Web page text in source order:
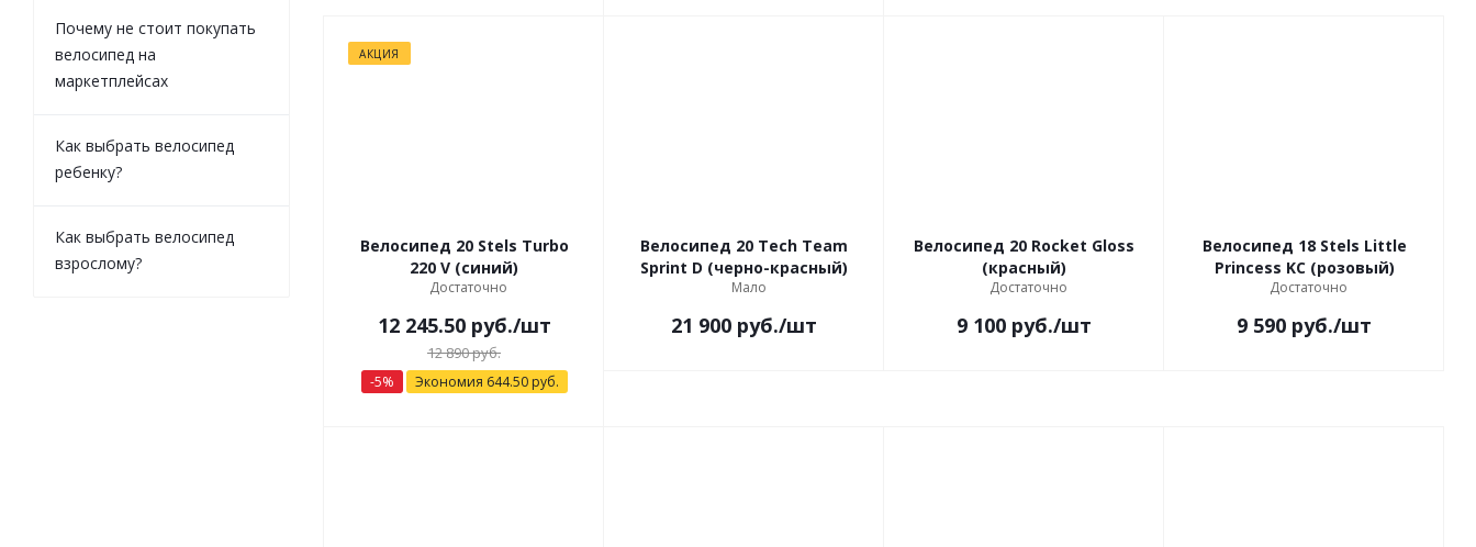
АКЦИЯ
Велосипед 20 Stels Turbo
220 V (синий)
Достаточно
12 245.50руб./шт
12 890руб.
-5% Экономия 644.50руб.
Велосипед 20 Tech Team
Sprint D (черно-красный)
Мало
21 900 руб./шт
Велосипед 20 Rocket Gloss
(красный)
Достаточно
9 100 руб./шт
Велосипед 18 Stels Little
Princess KC (розовый)
Достаточно
9 590 руб./шт
Почему не стоит покупать
велосипед на
маркетплейсах
Как выбрать велосипед
ребенку?
Как выбрать велосипед
взрослому?